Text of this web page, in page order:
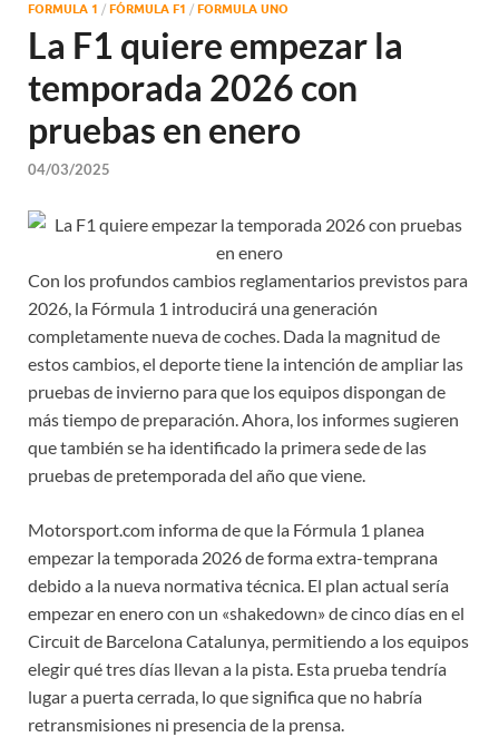
FORMULA 1 / FÓRMULA F1 / FORMULA UNO
La F1 quiere empezar la
temporada 2026 con
pruebas en enero
04/03/2025
Con los profundos cambios reglamentarios previstos para
2026, la Fórmula 1 introducirá una generación
completamente nueva de coches. Dada la magnitud de
estos cambios, el deporte tiene la intención de ampliar las
pruebas de invierno para que los equipos dispongan de
más tiempo de preparación. Ahora, los informes sugieren
que también se ha identificado la primera sede de las
pruebas de pretemporada del año que viene.
Motorsport.com informa de que la Fórmula 1 planea
empezar la temporada 2026 de forma extra-temprana
debido a la nueva normativa técnica. El plan actual sería
empezar en enero con un «shakedown» de cinco días en el
Circuit de Barcelona Catalunya, permitiendo a los equipos
elegir qué tres días llevan a la pista. Esta prueba tendría
lugar a puerta cerrada, lo que significa que no habría
retransmisiones ni presencia de la prensa.